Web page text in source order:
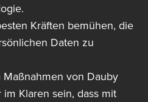
Kräften bemühen, die
Daten zu
von Dauby
Klaren sein, dass mit